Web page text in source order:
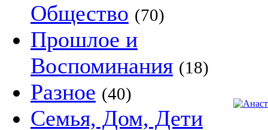
Общество (70)
Прошлое и
Воспоминания (18)
Разное (40)
Семья, Дом, Дети